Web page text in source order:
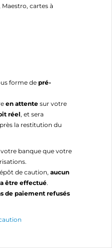
Maestro, cartes à
forme de pré-
en attente sur votre
réel, et sera
la restitution du
banque que votre
de caution, aucun
être effectué.
de paiement refusés